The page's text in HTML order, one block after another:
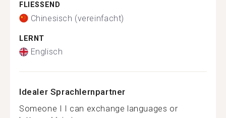
FLIESSEND
Chinesisch (vereinfacht)
LERNT
Englisch
Idealer Sprachlernpartner
Someone I I can exchange languages or